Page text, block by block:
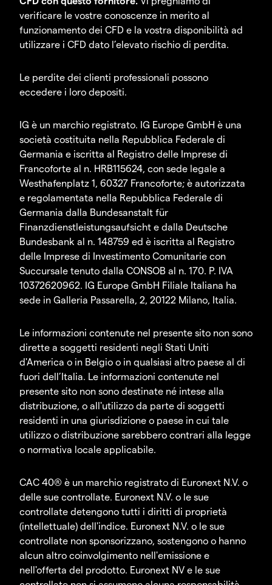
verificare le vostre conoscenze in merito al
funzionamento dei CFD e la vostra disponibilità ad
utilizzare i CFD dato l’elevato rischio di perdita.
Le perdite dei clienti professionali possono
eccedere i loro depositi.
IG è un marchio registrato. IG Europe GmbH è una
società costituita nella Repubblica Federale di
Germania e iscritta al Registro delle Imprese di
Francoforte al n. HRB115624, con sede legale a
Westhafenplatz 1, 60327 Francoforte; è autorizzata
e regolamentata nella Repubblica Federale di
Germania dalla Bundesanstalt für
Finanzdienstleistungsaufsicht e dalla Deutsche
Bundesbank al n. 148759 ed è iscritta al Registro
delle Imprese di Investimento Comunitarie con
Succursale tenuto dalla CONSOB al n. 170. P. IVA
10372620962. IG Europe GmbH Filiale Italiana ha
sede in Galleria Passarella, 2, 20122 Milano, Italia.
Le informazioni contenute nel presente sito non sono
dirette a soggetti residenti negli Stati Uniti
d'America o in Belgio o in qualsiasi altro paese al di
fuori dell’Italia. Le informazioni contenute nel
presente sito non sono destinate né intese alla
distribuzione, o all'utilizzo da parte di soggetti
residenti in una giurisdizione o paese in cui tale
utilizzo o distribuzione sarebbero contrari alla legge
o normativa locale applicabile.
CAC 40® è un marchio registrato di Euronext N.V. o
delle sue controllate. Euronext N.V. o le sue
controllate detengono tutti i diritti di proprietà
(intellettuale) dell'indice. Euronext N.V. o le sue
controllate non sponsorizzano, sostengono o hanno
alcun altro coinvolgimento nell'emissione e
nell'offerta del prodotto. Euronext NV e le sue